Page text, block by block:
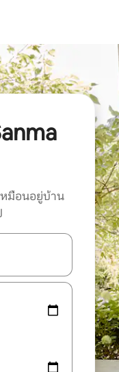
มือนอยู่บ้าน
พื่อสำรวจผลการค้นหา